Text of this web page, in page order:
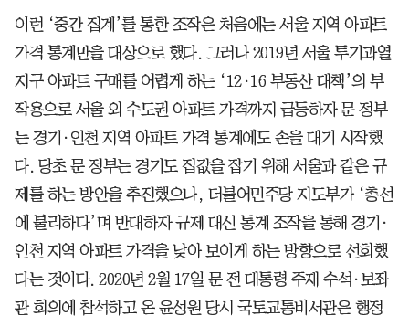
이런 ‘중간 집계’를 통한 조작은 처음에는 서울 지역 아파트
가격 통계만을 대상으로 했다. 그러나 2019년 서울 투기과열
지구 아파트 구매를 어렵게 하는 ‘12·16 부동산 대책’의 부
작용으로 서울 외 수도권 아파트 가격까지 급등하자 문 정부
는 경기·인천 지역 아파트 가격 통계에도 손을 대기 시작했
다. 당초 문 정부는 경기도 집값을 잡기 위해 서울과 같은 규
제를 하는 방안을 추진했으나, 더불어민주당 지도부가 ‘총선
에 불리하다’며 반대하자 규제 대신 통계 조작을 통해 경기·
인천 지역 아파트 가격을 낮아 보이게 하는 방향으로 선회했
다는 것이다. 2020년 2월 17일 문 전 대통령 주재 수석·보좌
관 회의에 참석하고 온 윤성원 당시 국토교통비서관은 행정